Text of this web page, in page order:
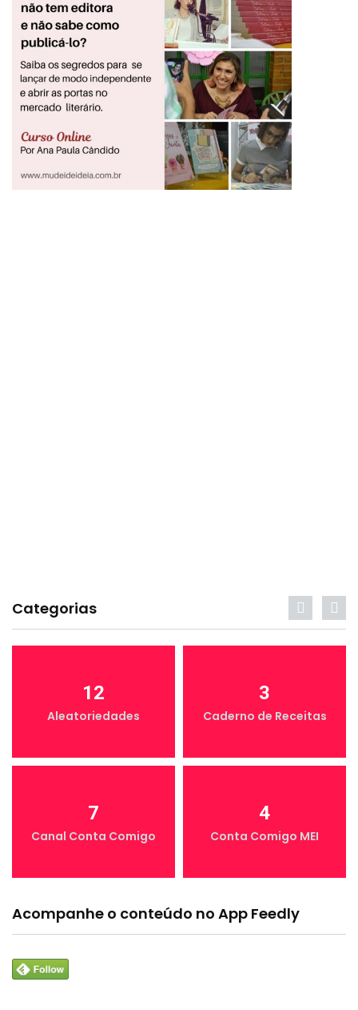
Categorias
12
Aleatoriedades
3
Caderno de Receitas
7
Canal Conta Comigo
4
Conta Comigo MEI
Acompanhe o conteúdo no App Feedly